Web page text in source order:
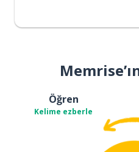
Öğren
Kelime ezberle